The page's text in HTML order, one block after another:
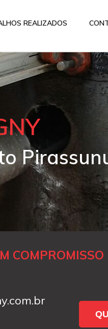
REALIZADOS
COMPROMISSO